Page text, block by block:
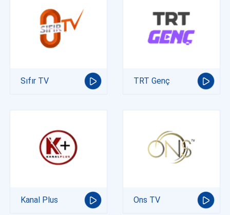
Sıfır TV TRT Genç
Kanal Plus Ons TV